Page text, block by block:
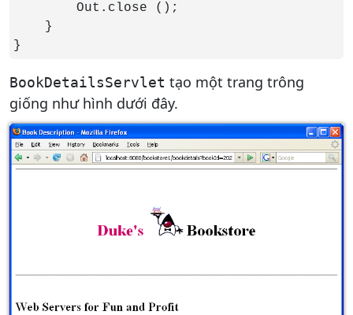
        Out.close ();
    }
}
BookDetailsServlet tạo một trang trông
giống như hình dưới đây.